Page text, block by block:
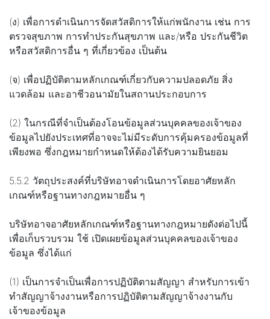
(ง) เพื่อการดำเนินการจัดสวัสดิการให้แก่พนักงาน เช่น การ
ตรวจสุขภาพ การทำประกันสุขภาพ และ/หรือ ประกันชีวิต
หรือสวัสดิการอื่น ๆ ที่เกี่ยวข้อง เป็นต้น
(จ) เพื่อปฏิบัติตามหลักเกณฑ์เกี่ยวกับความปลอดภัย สิ่ง
แวดล้อม และอาชีวอนามัยในสถานประกอบการ
(2) ในกรณีที่จำเป็นต้องโอนข้อมูลส่วนบุคคลของเจ้าของ
ข้อมูลไปยังประเทศที่อาจจะไม่มีระดับการคุ้มครองข้อมูลที่
เพียงพอ ซึ่งกฎหมายกำหนดให้ต้องได้รับความยินยอม
5.5.2 วัตถุประสงค์ที่บริษัทอาจดำเนินการโดยอาศัยหลัก
เกณฑ์หรือฐานทางกฎหมายอื่น ๆ
บริษัทอาจอาศัยหลักเกณฑ์หรือฐานทางกฎหมายดังต่อไปนี้
เพื่อเก็บรวบรวม ใช้ เปิดเผยข้อมูลส่วนบุคคลของเจ้าของ
ข้อมูล ซึ่งได้แก่
(1) เป็นการจำเป็นเพื่อการปฏิบัติตามสัญญา สำหรับการเข้า
ทำสัญญาจ้างงานหรือการปฏิบัติตามสัญญาจ้างงานกับ
เจ้าของข้อมูล